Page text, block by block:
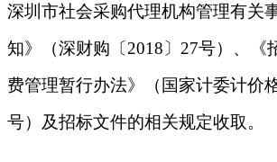
深圳市社会采购代理机构管理有关
知》（深财购〔2018〕27号）、《
费管理暂行办法》（国家计委计价
号）及招标文件的相关规定收取。